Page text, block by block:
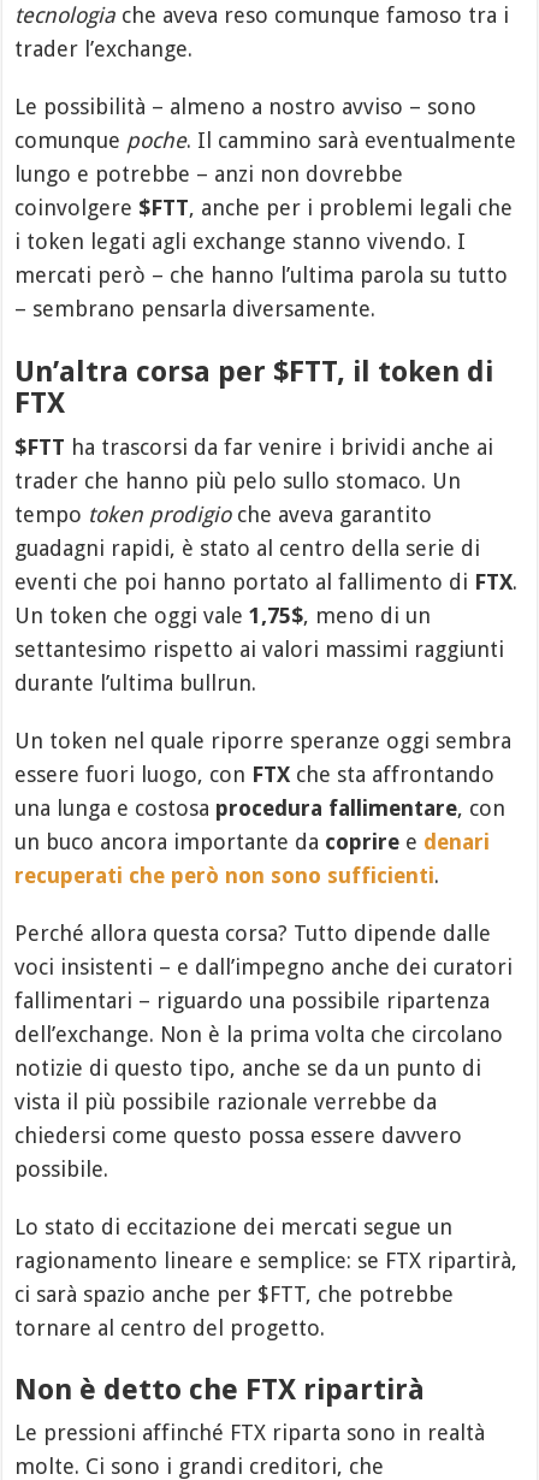
tecnologia che aveva reso comunque famoso tra i
trader l’exchange.
Le possibilità – almeno a nostro avviso – sono
comunque poche. Il cammino sarà eventualmente
lungo e potrebbe – anzi non dovrebbe
coinvolgere $FTT, anche per i problemi legali che
i token legati agli exchange stanno vivendo. I
mercati però – che hanno l’ultima parola su tutto
– sembrano pensarla diversamente.
Un’altra corsa per $FTT, il token di
FTX
$FTT ha trascorsi da far venire i brividi anche ai
trader che hanno più pelo sullo stomaco. Un
tempo token prodigioche aveva garantito
guadagni rapidi, è stato al centro della serie di
eventi che poi hanno portato al fallimento di FTX.
Un token che oggi vale1,75$, meno di un
settantesimo rispetto ai valori massimi raggiunti
durante l’ultima bullrun.
Un token nel quale riporre speranze oggi sembra
essere fuori luogo, con FTX che sta affrontando
una lunga e costosa procedura fallimentare, con
un buco ancora importante da coprire e denari
recuperati che però non sono sufficienti.
Perché allora questa corsa? Tutto dipende dalle
voci insistenti – e dall’impegno anche dei curatori
fallimentari – riguardo una possibile ripartenza
dell’exchange. Non è la prima volta che circolano
notizie di questo tipo, anche se da un punto di
vista il più possibile razionale verrebbe da
chiedersi come questo possa essere davvero
possibile.
Lo stato di eccitazione dei mercati segue un
ragionamento lineare e semplice: se FTX ripartirà,
ci sarà spazio anche per $FTT, che potrebbe
tornare al centro del progetto.
Non è detto che FTX ripartirà
Le pressioni affinché FTX riparta sono in realtà
molte. Ci sono i grandi creditori, che